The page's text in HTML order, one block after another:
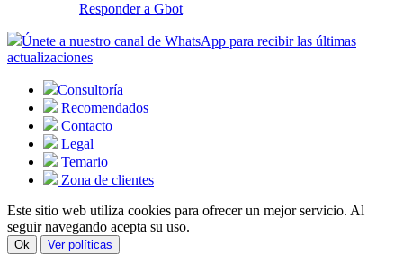
Responder a Gbot
Únete a nuestro canal de WhatsApp para recibir las últimas
actualizaciones
Consultoría
Recomendados
Contacto
Legal
Temario
Zona de clientes
Este sitio web utiliza cookies para ofrecer un mejor servicio. Al
seguir navegando acepta su uso.
Ok Ver políticas